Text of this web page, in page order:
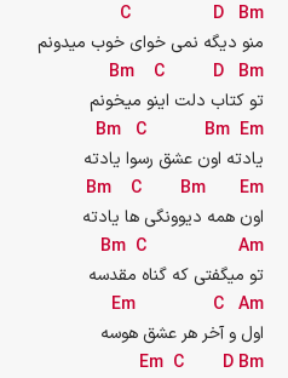
C
D
Bm
منو دیگه نمی خوای خوب میدونم
Bm
C D
Bm
تو کتاب دلت اینو میخونم
Bm
C Bm Em
یادته اون عشق رسوا یادته
Bm
C Bm
Em
اون همه دیوونگی ها یادته
Bm C
Am
تو میگفتی که گناه مقدسه
Em
C Am
اول و آخر هر عشق هوسه
Em C D Bm